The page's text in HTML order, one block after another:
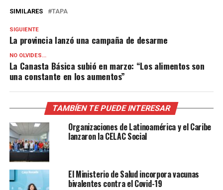
SIMILARES TAPA
SIGUIENTE
La provincia lanzó una campaña de desarme
NO OLVIDES...
La Canasta Básica subió en marzo: “Los alimentos son
una constante en los aumentos”
TAMBÍEN TE PUEDE INTERESAR
Organizaciones de Latinoamérica y el Caribe
lanzaron la CELAC Social
El Ministerio de Salud incorpora vacunas
bivalentes contra el Covid-19